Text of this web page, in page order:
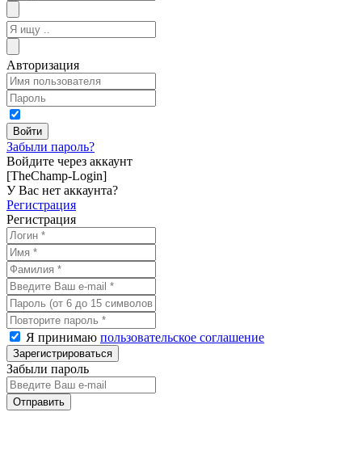
Авторизация
Забыли пароль?
Войдите через аккаунт
[TheChamp-Login]
У Вас нет аккаунта?
Регистрация
Регистрация
Я принимаю пользовательское соглашение
Забыли пароль